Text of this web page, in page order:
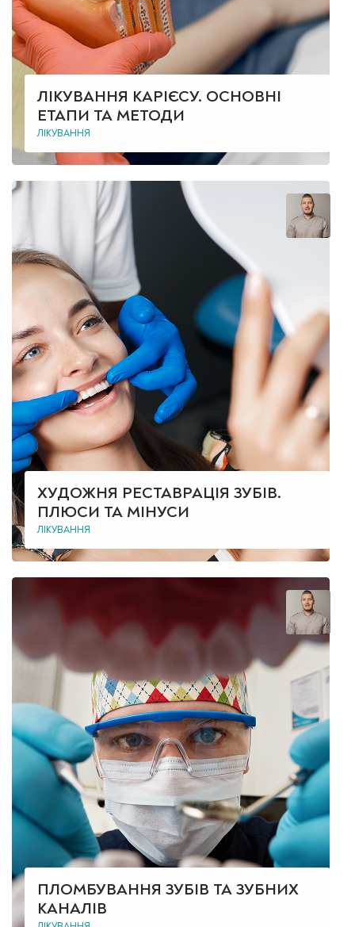
ЛІКУВАННЯ КАРІЄСУ. ОСНОВНІ
ЕТАПИ ТА МЕТОДИ
ЛІКУВАННЯ
ХУДОЖНЯ РЕСТАВРАЦІЯ ЗУБІВ.
ПЛЮСИ ТА МІНУСИ
ЛІКУВАННЯ
ПЛОМБУВАННЯ ЗУБІВ ТА ЗУБНИХ
КАНАЛІВ